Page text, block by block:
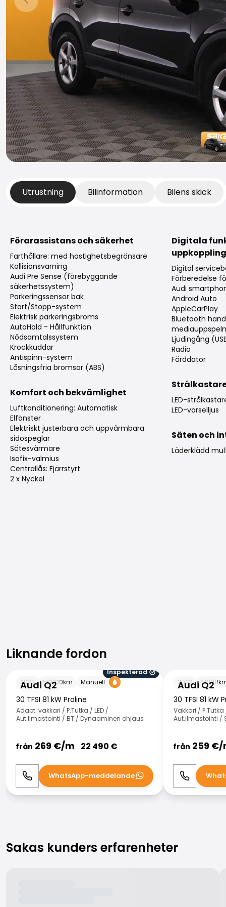
Föregående bild
Utrustning Bilinformation Bilens skick
Förarassistans och säkerhet
Farthållare: med hastighetsbegränsare
Kollisionsvarning
Audi Pre Sense (förebyggande
säkerhetssystem)
Parkeringssensor bak
Start/Stopp-system
Elektrisk parkeringsbroms
AutoHold - Hållfunktion
Nödsamtalssystem
Krockkuddar
Antispinn-system
Låsningsfria bromsar (ABS)
Komfort och bekvämlighet
Luftkonditionering: Automatisk
Elfönster
Elektriskt justerbara och uppvärmbara
sidospeglar
Sätesvärmare
Isofix-valmius
Centrallås: Fjärrstyrt
2 x Nyckel
Digitala
Digital
Förberedelse
Audi
Android Auto
AppleCarPlay
Bluetooth
Ljudingång
Radio
Färddator
LED-
LED-varselljus
Säten och
Läderklädd
Liknande fordon
Liknande fordon
Audi Q2
Inspekterad
2022
50000km Manuell
30 TFSI 81 kW Proline
Adapt. vakkari / P.Tutka / LED /
Aut.Ilmastointi / BT / Dynaaminen ohjaus
från 269 €/m 22 490 €
Ring WhatsApp
WhatsApp-meddelande
Audi Q2
2023 41000
30 TFSI 81 kW
Vakkari /
Aut.ilmastointi /
från 259 €/
Ring
Sakas kunders erfarenheter